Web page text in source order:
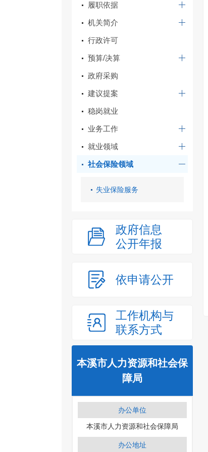
履职依据
机关简介
行政许可
预算/决算
政府采购
建议提案
稳岗就业
业务工作
就业领域
社会保险领域
失业保险服务
政府信息
公开年报
依申请公开
工作机构与
联系方式
本溪市人力资源和社会保
障局
办公单位
本溪市人力资源和社会保障局
办公地址